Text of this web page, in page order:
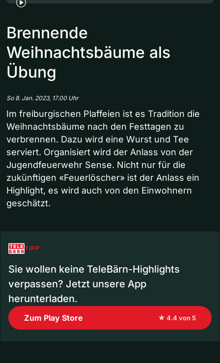
Brennende
Weihnachtsbäume als
Übung
So 8. Jan. 2023, 17.00 Uhr
Im freiburgischen Plaffeien ist es Tradition die
Weihnachtsbäume nach den Festtagen zu
verbrennen. Dazu wird eine Wurst und Tee
serviert. Organisiert wird der Anlass von der
Jugendfeuerwehr Sense. Nicht nur für die
zukünftigen «Feuerlöscher» ist der Anlass ein
Highlight, es wird auch von den Einwohnern
geschätzt.
TIPP
Sie wollen keine TeleBärn-Highlights
verpassen? Jetzt unsere App
herunterladen.
Zum Play Store ★ 4.4 von 5